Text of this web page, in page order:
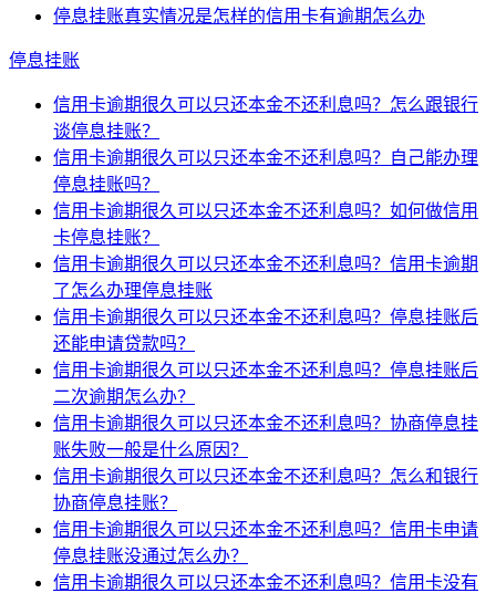
停息挂账真实情况是怎样的信用卡有逾期怎么办
停息挂账
信用卡逾期很久可以只还本金不还利息吗？怎么跟银行
谈停息挂账？
信用卡逾期很久可以只还本金不还利息吗？自己能办理
停息挂账吗？
信用卡逾期很久可以只还本金不还利息吗？如何做信用
卡停息挂账？
信用卡逾期很久可以只还本金不还利息吗？信用卡逾期
了怎么办理停息挂账
信用卡逾期很久可以只还本金不还利息吗？停息挂账后
还能申请贷款吗？
信用卡逾期很久可以只还本金不还利息吗？停息挂账后
二次逾期怎么办？
信用卡逾期很久可以只还本金不还利息吗？协商停息挂
账失败一般是什么原因？
信用卡逾期很久可以只还本金不还利息吗？怎么和银行
协商停息挂账？
信用卡逾期很久可以只还本金不还利息吗？信用卡申请
停息挂账没通过怎么办？
信用卡逾期很久可以只还本金不还利息吗？信用卡没有